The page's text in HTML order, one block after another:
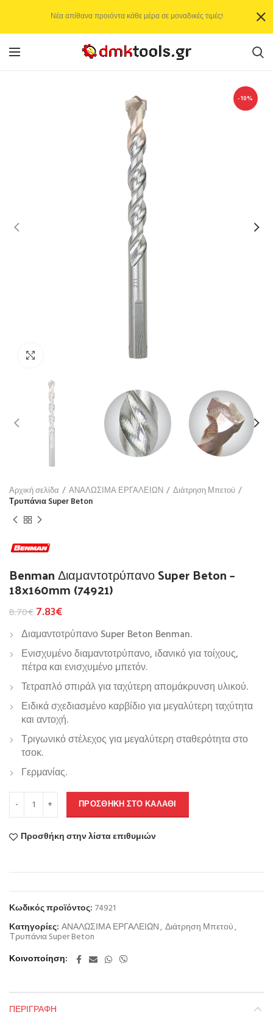
-10%
Αρχική σελίδα ΑΝΑΛΩΣΙΜΑ ΕΡΓΑΛΕΙΩΝ
Διάτρηση Μπετού
Τρυπάνια Super Beton
Benman Διαμαντοτρύπανο Super Beton –
18x160mm (74921)
8.70€7.83€
Διαμαντοτρύπανο Super Beton Benman.
Ενισχυμένο διαμαντοτρύπανο, ιδανικό για τοίχους,
πέτρα και ενισχυμένο μπετόν.
Τετραπλό σπιράλ για ταχύτερη απομάκρυνση υλικού.
Ειδικά σχεδιασμένο καρβίδιο για μεγαλύτερη ταχύτητα
και αντοχή.
Τριγωνικό στέλεχος για μεγαλύτερη σταθερότητα στο
τσοκ.
Γερμανίας.
ΠΡΟΣΘΉΚΗ ΣΤΟ ΚΑΛΆΘΙ
Προσθήκη στην λίστα επιθυμιών
Κωδικός προϊόντος: 74921
Κατηγορίες: ΑΝΑΛΩΣΙΜΑ ΕΡΓΑΛΕΙΩΝ, Διάτρηση Μπετού,
Τρυπάνια Super Beton
Κοινοποίηση
ΠΕΡΙΓΡΑΦΉ
Νέα απίθανα προιόντα κάθε μέρα σε μοναδικές τιμές!